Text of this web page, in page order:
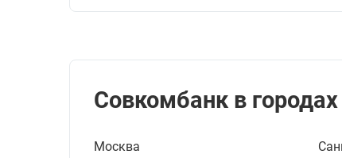
Совкомбанк в
Москва